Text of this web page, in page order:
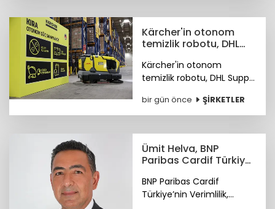
Kärcher'in otonom
temizlik robotu, DHL
Kärcher'in otonom
temizlik robotu, DHL Supply
göreve başladı.
bir gün önce ŞİRKETLER
Ümit Helva, BNP
Paribas Cardif Türkiye
BNP Paribas Cardif
Türkiye’nin Verimlilik,